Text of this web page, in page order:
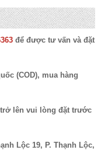
để được tư vấn và đặt
(COD), mua hàng
lên vui lòng đặt trước
Lộc 19, P. Thạnh Lộc,